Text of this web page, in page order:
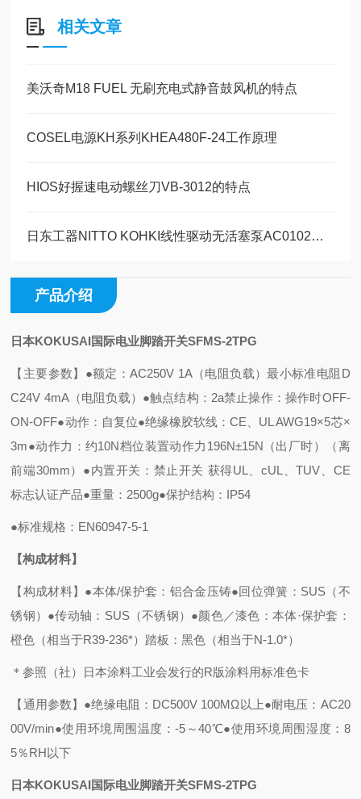
相关文章
美沃奇M18 FUEL 无刷充电式静音鼓风机的特点
COSEL电源KH系列KHEA480F-24工作原理
HIOS好握速电动螺丝刀VB-3012的特点
日东工器NITTO KOHKI线性驱动无活塞泵AC0102的技术参数
产品介绍
日本KOKUSAI国际电业脚踏开关SFMS-2TPG
【主要参数】 ●额定：AC250V 1A（电阻负载）最小标准电阻D
C24V 4mA（电阻负载） ●触点结构：2a禁止操作：操作时OFF-
ON-OFF●动作：自复位●绝缘橡胶软线：CE、UL AWG19×5芯×
3m●动作力：约10N档位装置动作力196N±15N（出厂时）（离
前端30mm） ●内置开关：禁止开关 获得UL、cUL、TUV、CE
标志认证产品●重量：2500g●保护结构：IP54
●标准规格：EN60947-5-1
【构成材料】
【构成材料】 ●本体/保护套：铝合金压铸●回位弹簧：SUS（不
锈钢） ●传动轴：SUS（不锈钢） ●颜色／漆色：本体·保护套：
橙色（相当于R39-236*）踏板：黑色（相当于N-1.0*）
＊参照（社）日本涂料工业会发行的R版涂料用标准色卡
【通用参数】 ●绝缘电阻：DC500V 100MΩ以上●耐电压：AC20
00V/min●使用环境周围温度：-5～40℃●使用环境周围湿度：8
5％RH以下
日本KOKUSAI国际电业脚踏开关SFMS-2TPG